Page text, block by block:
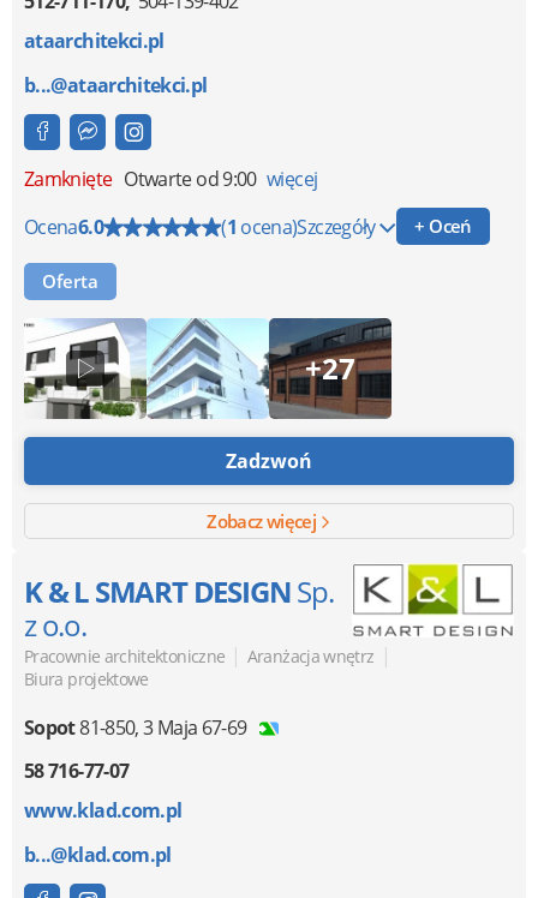
ataarchitekci.pl
b...@ataarchitekci.pl
Zamknięte Otwarte od 9:00 więcej
Ocena6.0 (1 ocena)Szczegóły + Oceń
Oferta
+27
Zadzwoń
Zobacz więcej
K & L SMART DESIGNSp.
z o.o.
Pracownie architektoniczne | Aranżacja wnętrz |
Biura projektowe
Sopot81-850,3 Maja 67-69
58 716-77-07
www.klad.com.pl
b...@klad.com.pl